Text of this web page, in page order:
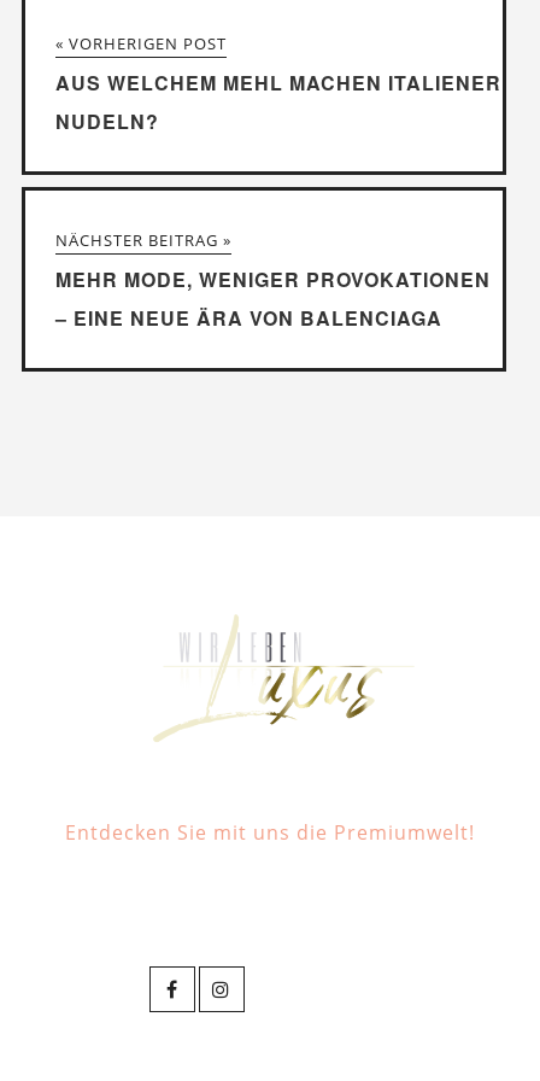
« VORHERIGEN POST
AUS WELCHEM ​​MEHL MACHEN ITALIENER
NUDELN?
NÄCHSTER BEITRAG »
MEHR MODE, WENIGER PROVOKATIONEN
– EINE NEUE ÄRA VON BALENCIAGA
Entdecken Sie mit uns die Premiumwelt!